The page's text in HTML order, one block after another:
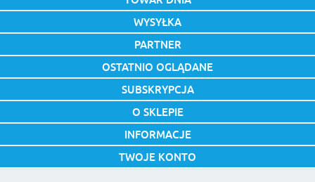
WYSYŁKA
PARTNER
OSTATNIO OGLĄDANE
SUBSKRYPCJA
O SKLEPIE
INFORMACJE
TWOJE KONTO